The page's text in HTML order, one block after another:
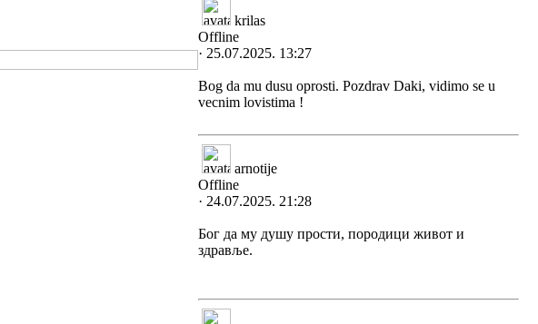
krilas
Offline
· 25.07.2025. 13:27
Bog da mu dusu oprosti. Pozdrav Daki, vidimo se u
vecnim lovistima !
arnotije
Offline
· 24.07.2025. 21:28
Бог да му душу прости, породици живот и
здравље.